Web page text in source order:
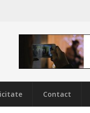
Contact